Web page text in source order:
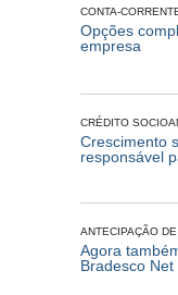
CONTA-
Opções
empresa
CRÉDITO
Crescimento
responsável
ANTECIPAÇÃO
Agora
Bradesco